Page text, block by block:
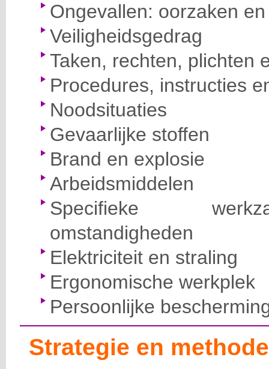
Ongevallen: oorzaken
Veiligheidsgedrag
Taken, rechten, plichten
Procedures, instructies
Noodsituaties
Gevaarlijke stoffen
Brand en explosie
Arbeidsmiddelen
Specifieke
omstandigheden
Elektriciteit en straling
Ergonomische werkplek
Persoonlijke
Strategie en